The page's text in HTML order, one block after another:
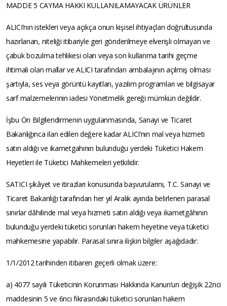
MADDE 5 CAYMA HAKKI KULLANILAMAYACAK ÜRÜNLER
ALICI’nın istekleri veya açıkça onun kişisel ihtiyaçları doğrultusunda
hazırlanan, niteliği itibariyle geri gönderilmeye elverişli olmayan ve
çabuk bozulma tehlikesi olan veya son kullanma tarihi geçme
ihtimali olan mallar ve ALICI tarafından ambalajının açılmış olması
şartıyla, ses veya görüntü kayıtları, yazılım programları ve bilgisayar
sarf malzemelerinin iadesi Yönetmelik gereği mümkün değildir.
İşbu Ön Bilgilendirmenin uygulanmasında, Sanayi ve Ticaret
Bakanlığınca ilan edilen değere kadar ALICI’nın mal veya hizmeti
satın aldığı ve ikametgahının bulunduğu yerdeki Tüketici Hakem
Heyetleri ile Tüketici Mahkemeleri yetkilidir.
SATICI şikâyet ve itirazları konusunda başvurularını, T.C. Sanayi ve
Ticaret Bakanlığı tarafından her yıl Aralık ayında belirlenen parasal
sınırlar dâhilinde mal veya hizmeti satın aldığı veya ikametgâhının
bulunduğu yerdeki tüketici sorunları hakem heyetine veya tüketici
mahkemesine yapabilir. Parasal sınıra ilişkin bilgiler aşağıdadır:
1/1/2012 tarihinden itibaren geçerli olmak üzere:
a) 4077 sayılı Tüketicinin Korunması Hakkında Kanun’un değişik 22nci
maddesinin 5 ve 6ncı fıkrasındaki tüketici sorunları hakem